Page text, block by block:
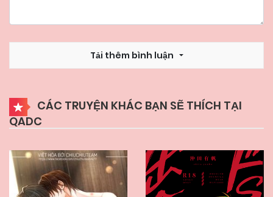
Chapter 5.1 05/06/2025
Chapter 3 05/06/2025
Chapter 2 05/06/2025
Tải thêm bình luận
CÁC TRUYỆN KHÁC BẠN SẼ THÍCH TẠI
QADC